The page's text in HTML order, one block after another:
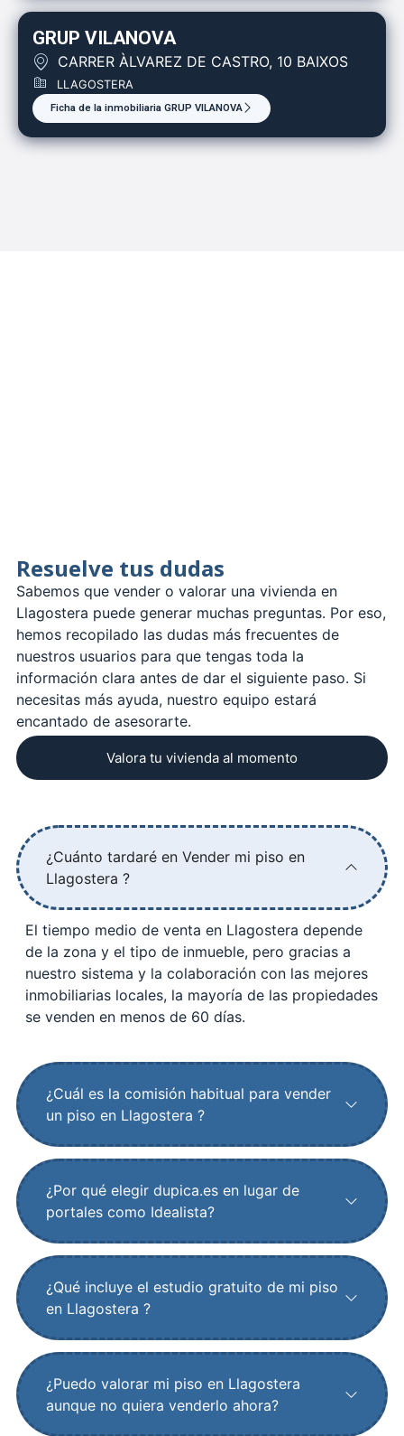
GRUP VILANOVA
CARRER ÀLVAREZ DE CASTRO, 10 BAIXOS
LLAGOSTERA
Ficha de la inmobiliaria GRUP VILANOVA
Resuelve tus dudas
Sabemos que vender o valorar una vivienda en
Llagostera puede generar muchas preguntas. Por eso,
hemos recopilado las dudas más frecuentes de
nuestros usuarios para que tengas toda la
información clara antes de dar el siguiente paso. Si
necesitas más ayuda, nuestro equipo estará
encantado de asesorarte.
Valora tu vivienda al momento
¿Cuánto tardaré en Vender mi piso en
Llagostera ?
El tiempo medio de venta en Llagostera depende
de la zona y el tipo de inmueble, pero gracias a
nuestro sistema y la colaboración con las mejores
inmobiliarias locales, la mayoría de las propiedades
se venden en menos de 60 días.
¿Cuál es la comisión habitual para vender
un piso en Llagostera ?
¿Por qué elegir dupica.es en lugar de
portales como Idealista?
¿Qué incluye el estudio gratuito de mi piso
en Llagostera ?
¿Puedo valorar mi piso en Llagostera
aunque no quiera venderlo ahora?